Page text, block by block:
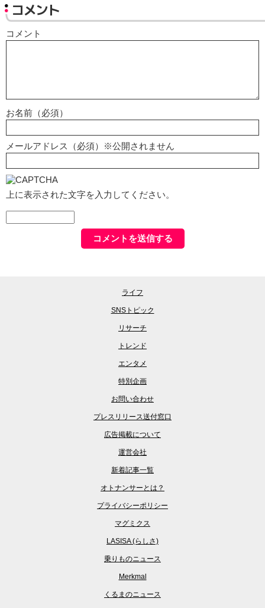
コメント
コメント
お名前（必須）
メールアドレス（必須）※公開されません
上に表示された文字を入力してください。
ライフ
SNSトピック
リサーチ
トレンド
エンタメ
特別企画
お問い合わせ
プレスリリース送付窓口
広告掲載について
運営会社
新着記事一覧
オトナンサーとは？
プライバシーポリシー
マグミクス
LASISA (らしさ)
乗りものニュース
Merkmal
くるまのニュース